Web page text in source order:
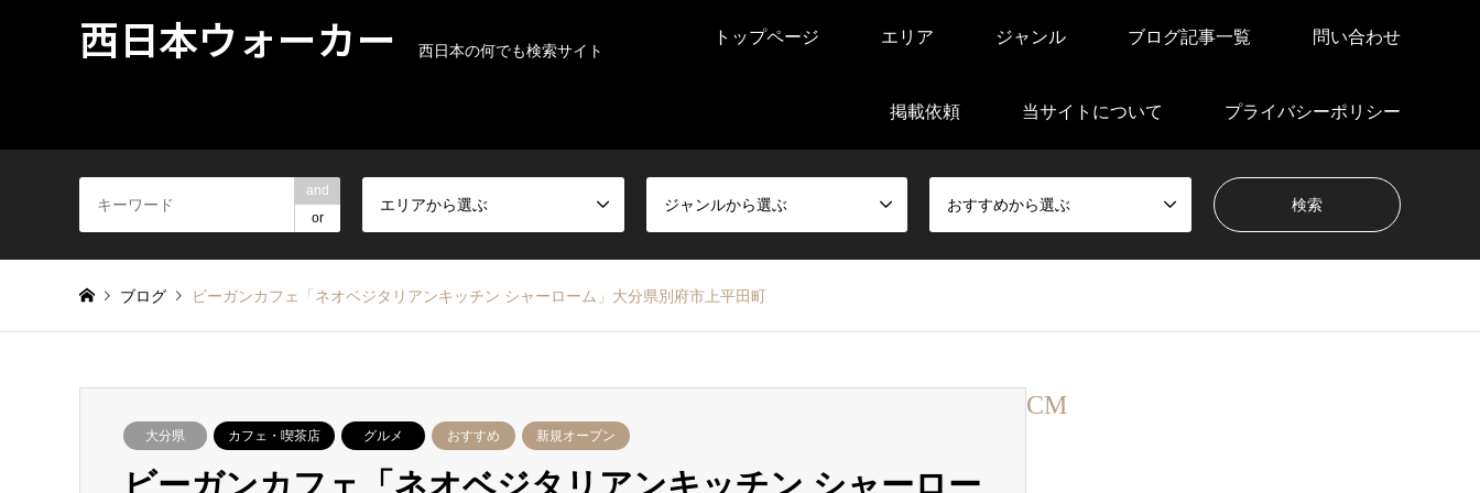
西日本ウォーカー 西日本の何でも検索サイト
トップページ エリア ジャンル ブログ記事一覧 問い合わせ
掲載依頼 当サイトについて プライバシーポリシー
and
or
エリアから選ぶ ジャンルから選ぶ おすすめから選ぶ
ブログ ビーガンカフェ「ネオベジタリアンキッチン シャーローム」大分県別府市上平田町
大分県 カフェ・喫茶店 グルメ おすすめ 新規オープン
ビーガンカフェ「ネオベジタリアンキッチン シャーロー
CM